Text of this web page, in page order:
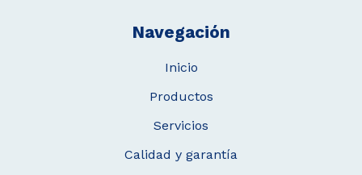
Navegación
Inicio
Productos
Servicios
Calidad y garantía